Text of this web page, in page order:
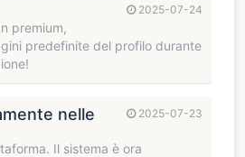
2025-07-24
premium,
predefinite del profilo durante
2025-07-23
nelle
Il sistema è ora